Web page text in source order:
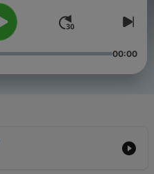
00:00